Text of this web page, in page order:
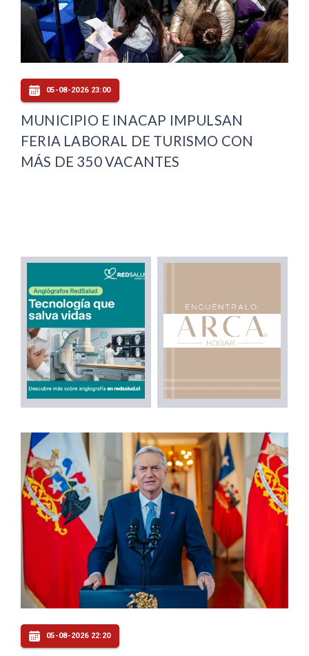
05-08-2026 23:00
MUNICIPIO E INACAP IMPULSAN
FERIA LABORAL DE TURISMO CON
MÁS DE 350 VACANTES
05-08-2026 22:20